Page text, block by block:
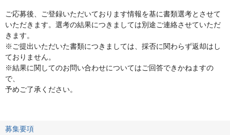
ご応募後、ご登録いただいております情報を基に書類選考とさせて
いただきます。選考の結果につきましては別途ご連絡させていただ
きます。
※ご提出いただいた書類につきましては、採否に関わらず返却はし
ておりません。
※結果に関してのお問い合わせについてはご回答できかねますの
で、
予めご了承ください。
募集要項